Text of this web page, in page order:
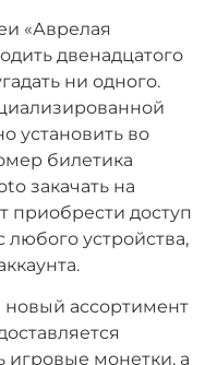
«Аврелая
двенадцатого
ни одного.
установить во
билетика
закачать на
приобрести доступ
любого устройства,
ассортимент
игровые монетки, а